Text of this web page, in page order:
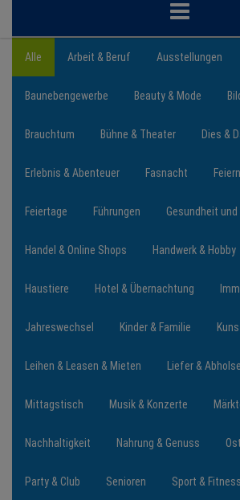
ORTENAU
BRANCHEN
NEWS
TERMINE
ANGEBOTE
JOBS
Alle Arbeit & Beruf Ausstellungen
Baunebengewerbe Beauty & Mode
Brauchtum Bühne & Theater Dies &
Erlebnis & Abenteuer Fasnacht
Feiertage Führungen Gesundheit
Handel & Online Shops Handwerk & Hobby
Haustiere Hotel & Übernachtung
Jahreswechsel Kinder & Familie
Leihen & Leasen & Mieten Liefer &
Mittagstisch Musik & Konzerte
Nachhaltigkeit Nahrung & Genuss
Party & Club Senioren Sport & Fitness